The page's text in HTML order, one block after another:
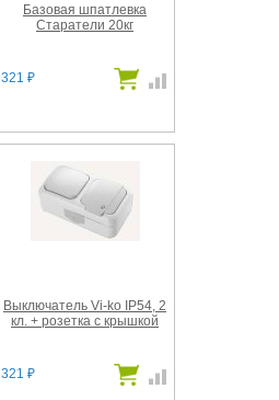
Базовая шпатлевка
Старатели 20кг
321 ₽
Выключатель Vi-ko IP54, 2
кл. + розетка с крышкой
321 ₽